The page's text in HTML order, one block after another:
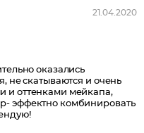
21.04.2020
оказались
не скатываются и очень
и оттенками мейкапа,
эффектно комбинировать